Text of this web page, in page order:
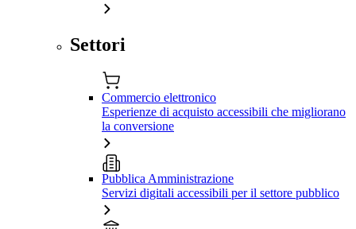
Settori
Commercio elettronico
Esperienze di acquisto accessibili che migliorano
la conversione
Pubblica Amministrazione
Servizi digitali accessibili per il settore pubblico